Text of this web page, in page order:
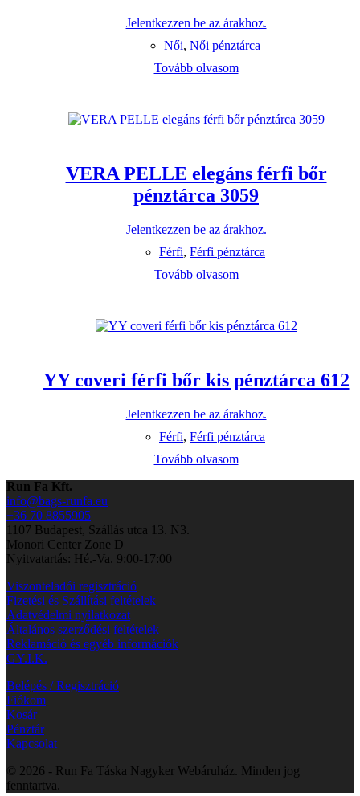
Jelentkezzen be az árakhoz.
Női, Női pénztárca
Tovább olvasom
VERA PELLE elegáns férfi bőr
pénztárca 3059
Jelentkezzen be az árakhoz.
Férfi, Férfi pénztárca
Tovább olvasom
YY coveri férfi bőr kis pénztárca 612
Jelentkezzen be az árakhoz.
Férfi, Férfi pénztárca
Tovább olvasom
Run Fa Kft.
info@bags-runfa.eu
+36 70 8855905
1107 Budapest, Szállás utca 13. N3.
Monori Center Zone D
Nyitvatartás: Hé.-Va. 9:00-17:00
Viszonteladói regisztráció
Fizetési és Szállítási feltételek
Adatvédelmi nyilatkozat
Általános szerződési feltételek
Reklamáció és egyéb információk
GY.I.K.
Belépés / Regisztráció
Fiókom
Kosár
Pénztár
Kapcsolat
© 2026 - Run Fa Táska Nagyker Webáruház. Minden jog
fenntartva.